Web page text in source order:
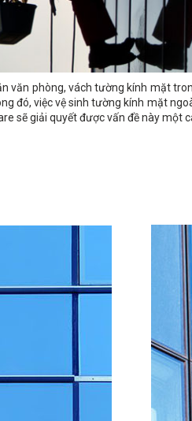
văn phòng, vách tường kính mặt
đó, việc vệ sinh tường kính mặt
sẽ giải quyết được vấn đề này